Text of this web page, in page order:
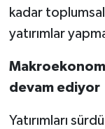
kadar
yatırımlar
devam ediyor
Yatırımları